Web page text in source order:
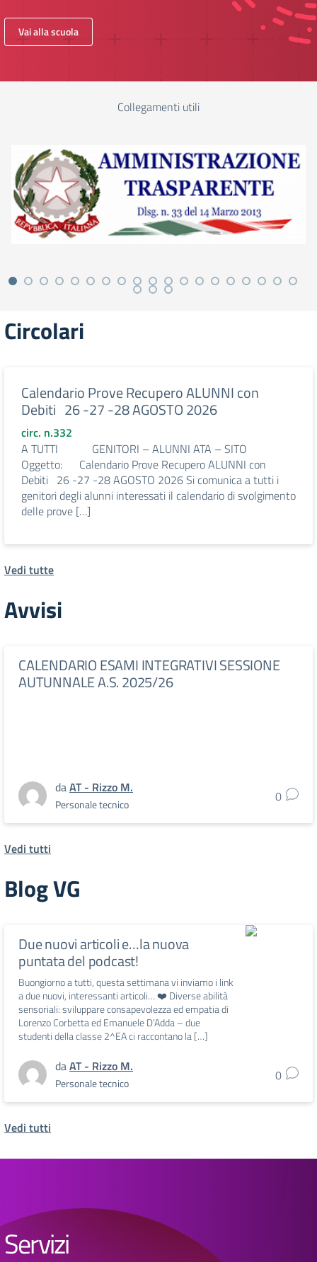
Vai alla scuola
Collegamenti utili
Circolari
Calendario Prove Recupero ALUNNI con
Debiti 26 -27 -28 AGOSTO 2026
circ. n.332
A TUTTI GENITORI – ALUNNI ATA – SITO
Oggetto: Calendario Prove Recupero ALUNNI con
Debiti 26 -27 -28 AGOSTO 2026 Si comunica a tutti i
genitori degli alunni interessati il calendario di svolgimento
delle prove […]
Vedi tutte
Avvisi
CALENDARIO ESAMI INTEGRATIVI SESSIONE
AUTUNNALE A.S. 2025/26
daAT - Rizzo M.
Personale tecnico 0
Vedi tutti
Blog VG
Due nuovi articoli e…la nuova
puntata del podcast!
Buongiorno a tutti, questa settimana vi inviamo i link
a due nuovi, interessanti articoli… ❤️ Diverse abilità
sensoriali: sviluppare consapevolezza ed empatia di
Lorenzo Corbetta ed Emanuele D’Adda – due
studenti della classe 2^EA ci raccontano la […]
daAT - Rizzo M.
Personale tecnico 0
Vedi tutti
Servizi